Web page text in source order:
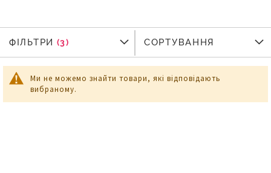
Ми не можемо знайти товари, які відповідають
вибраному.
ФІЛЬТРИ
ФІЛЬТРИ СОРТУВАННЯ